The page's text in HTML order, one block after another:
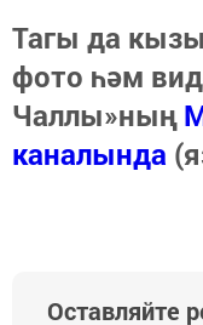
Тагы да
фото һәм
Чаллы»ның
каналында
Оставляйте